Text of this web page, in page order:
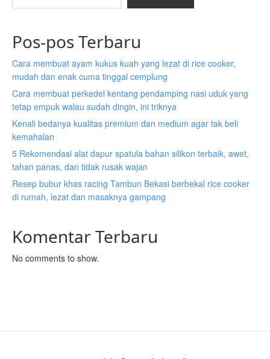
Pos-pos Terbaru
Cara membuat ayam kukus kuah yang lezat di rice cooker,
mudah dan enak cuma tinggal cemplung
Cara membuat perkedel kentang pendamping nasi uduk yang
tetap empuk walau sudah dingin, ini triknya
Kenali bedanya kualitas premium dan medium agar tak beli
kemahalan
5 Rekomendasi alat dapur spatula bahan silikon terbaik, awet,
tahan panas, dan tidak rusak wajan
Resep bubur khas racing Tambun Bekasi berbekal rice cooker
di rumah, lezat dan masaknya gampang
Komentar Terbaru
No comments to show.